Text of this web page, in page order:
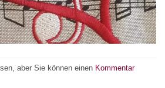
aber Sie können einen Kommentar